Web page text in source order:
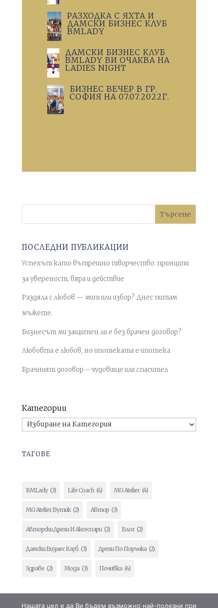
РАЗХОДКА С ЯХТА И
ДАМСКИ БИЗНЕС КЛУБ
BMLADY
ДАМСКИ БИЗНЕС КЛУБ
BMLADY ВИ ОЧАКВА НА
LADIES NIGHT
БИЗНЕС ВЕЧЕР В ГР.
СОФИЯ НА 07.07.2022Г.
Търсене
ПОСЛЕДНИ ПУБЛИКАЦИИ
Успехът като вътрешно творчество: принципи
за увереност, вяра и действие
Раздяла с любов — мит или избор? Днес питам
мъжете.
Бизнесът ми защитен ли е без брачен договор?
Любовта е любов, но ипотеката е ипотека
Брачният договор – чудовище или спасител
Категории
ТАГОВЕ
BMLady (3) Life Coach (4) MG Atelier (4)
MG Atelier Бутик (2) Автор (3)
Авторски Дрехи И Аксесоари (2) Блог (2)
Дамски Бизнес Клуб (3) Дрехи По Поръчка (2)
Здраве (2) Мода (3) Почивка (4)
Нашата цел е да Ви бъдем възможно най-полезни при